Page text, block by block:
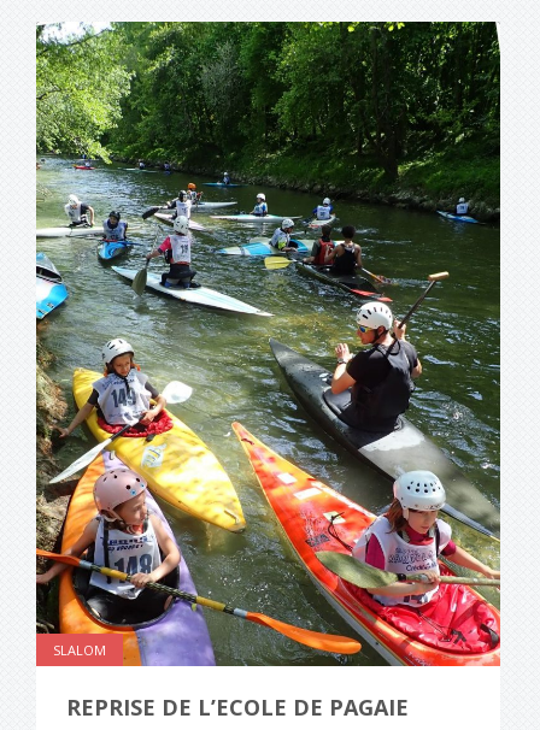
SLALOM
REPRISE DE L’ECOLE DE PAGAIE